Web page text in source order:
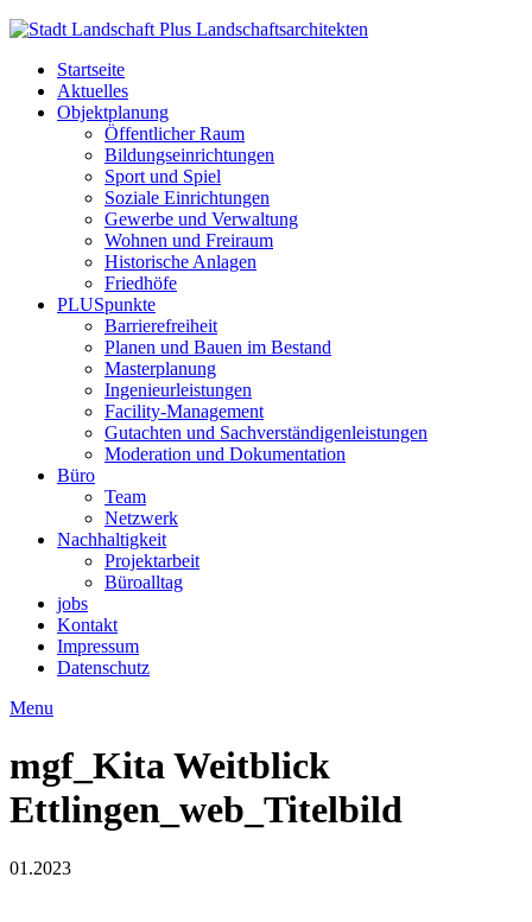
Startseite
Aktuelles
Objektplanung
Öffentlicher Raum
Bildungseinrichtungen
Sport und Spiel
Soziale Einrichtungen
Gewerbe und Verwaltung
Wohnen und Freiraum
Historische Anlagen
Friedhöfe
PLUSpunkte
Barrierefreiheit
Planen und Bauen im Bestand
Masterplanung
Ingenieurleistungen
Facility-Management
Gutachten und Sachverständigenleistungen
Moderation und Dokumentation
Büro
Team
Netzwerk
Nachhaltigkeit
Projektarbeit
Büroalltag
jobs
Kontakt
Impressum
Datenschutz
Menu
mgf_Kita Weitblick
Ettlingen_web_Titelbild
01.2023